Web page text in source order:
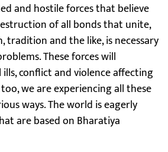
and hostile forces that believe
of all bonds that unite,
tradition and the like, is necessary
These forces will
conflict and violence affecting
we are experiencing all these
ways. The world is eagerly
are based on Bharatiya